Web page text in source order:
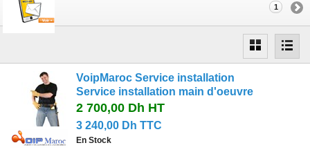
1
VoipMaroc Service installation
Service installation main d'oeuvre
2 700,00 Dh HT
3 240,00 Dh TTC
En Stock